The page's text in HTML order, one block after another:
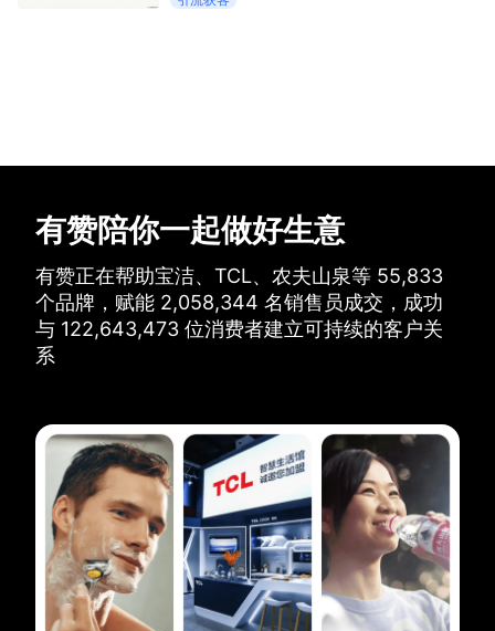
有赞陪你一起做好生意
有赞正在帮助宝洁、TCL、农夫山泉等 55,833
个品牌， 赋能 2,058,344 名销售员成交， 成功
与 122,643,473 位消费者建立可持续的客户关
系